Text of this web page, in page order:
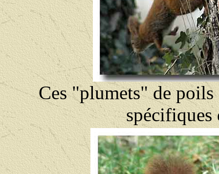
Ces "plumets" de
spécifiques